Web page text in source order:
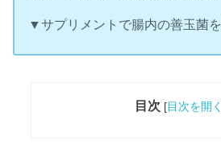
▼サプリメントで腸内の善玉菌
目次 [目次を開く